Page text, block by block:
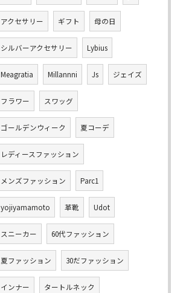
アクセサリー ギフト 母の日
シルバーアクセサリー Lybius
Meagratia Millannni Js ジェイズ
フラワー スワッグ
ゴールデンウィーク 夏コーデ
レディースファッション
メンズファッション Parc1
yojiyamamoto 革靴 Udot
スニーカー 60代ファッション
夏ファッション 30だファッション
インナー タートルネック